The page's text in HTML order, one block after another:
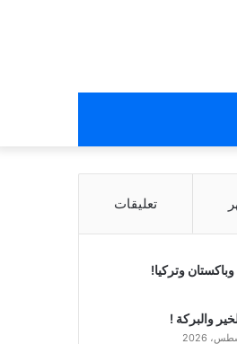
تعليقات
وتركيا!
والبركة !